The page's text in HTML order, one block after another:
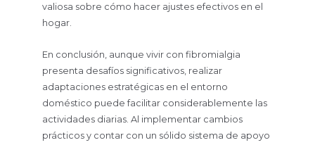
valiosa sobre cómo hacer ajustes efectivos en el
hogar.
En conclusión, aunque vivir con fibromialgia
presenta desafíos significativos, realizar
adaptaciones estratégicas en el entorno
doméstico puede facilitar considerablemente las
actividades diarias. Al implementar cambios
prácticos y contar con un sólido sistema de apoyo